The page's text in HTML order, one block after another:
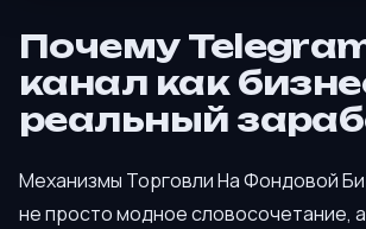
Почему
канал как
реальный
Механизмы Торговли На Фондовой
не просто модное словосочетание,